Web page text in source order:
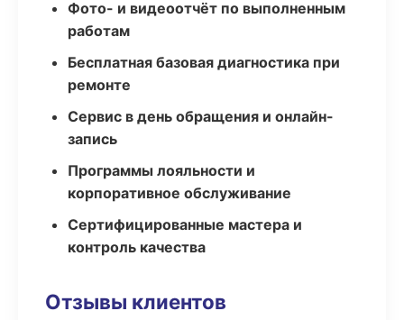
Фото- и видеоотчёт по выполненным
работам
Бесплатная базовая диагностика при
ремонте
Сервис в день обращения и онлайн-
запись
Программы лояльности и
корпоративное обслуживание
Сертифицированные мастера и
контроль качества
Отзывы клиентов